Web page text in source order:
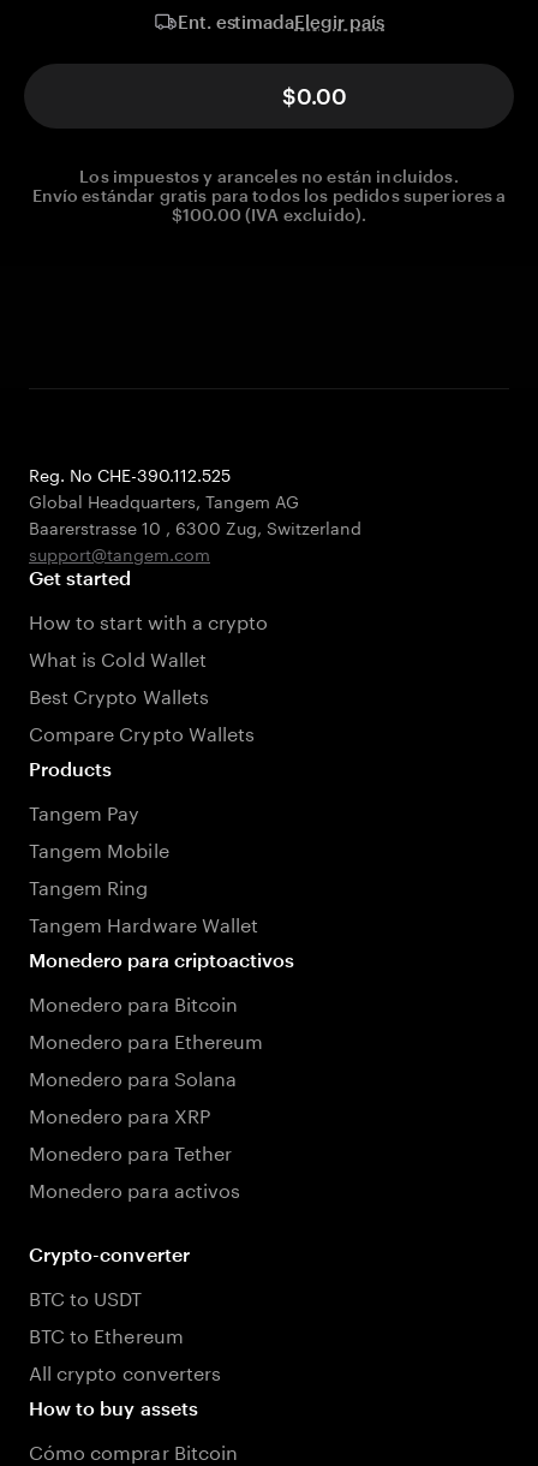
Ent. estimadaElegir país
$0.00
Los impuestos y aranceles no están incluidos.
Envío estándar gratis para todos los pedidos superiores a
$100.00 (IVA excluido).
Reg. No CHE-390.112.525
Global Headquarters, Tangem AG
Baarerstrasse 10 , 6300 Zug, Switzerland
support@tangem.com
Get started
How to start with a crypto
What is Cold Wallet
Best Crypto Wallets
Compare Crypto Wallets
Products
Tangem Pay
Tangem Mobile
Tangem Ring
Tangem Hardware Wallet
Monedero para criptoactivos
Monedero para Bitcoin
Monedero para Ethereum
Monedero para Solana
Monedero para XRP
Monedero para Tether
Monedero para activos
Crypto-converter
BTC to USDT
BTC to Ethereum
All crypto converters
How to buy assets
Cómo comprar Bitcoin